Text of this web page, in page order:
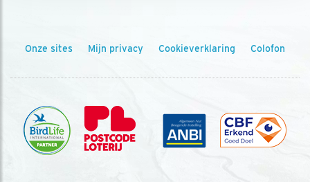
Onze sites Mijn privacy Cookieverklaring Colofon